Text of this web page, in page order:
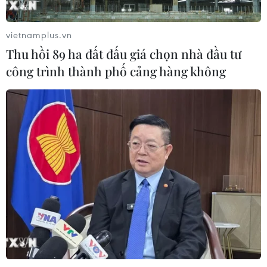
CƠ QUAN CHỦ QUẢN: THÔNG TẤN XÃ VIỆT NAM
Tổng Biên tập: TRẦN TIẾN DUẨN
Phó Tổng Biên tập: NGUYỄN THỊ TÁM, KHÚC THANH
THỦY
Sở hữu trí tuệ
Quy định sử dụng
RSS
Hỗ trợ
Ngôn ngữ
TTXVN
Dịch vụ tin
Quảng cáo
Liên hệ
vietnamplus.vn
Thu hồi 89 ha đất đấu giá chọn nhà đầu tư
công trình thành phố cảng hàng không